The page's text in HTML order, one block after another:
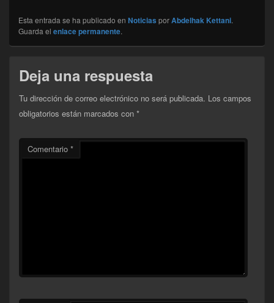
Esta entrada se ha publicado en Noticias porAbdelhak Kettani.
Guarda el enlace permanente.
Deja una respuesta
Tu dirección de correo electrónico no será publicada. Los campos
obligatorios están marcados con *
Comentario *